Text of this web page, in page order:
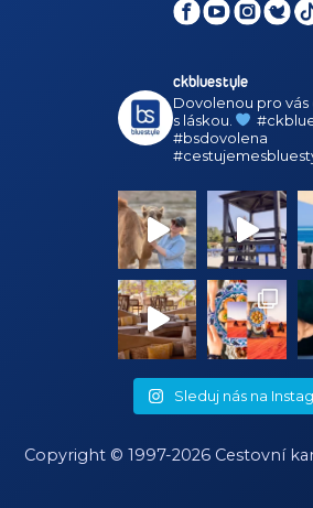
ckbluestyle
Dovolenou pro vás
s láskou.
#bsdovolena
Sleduj nás na
Copyright © 1997-2026 Cestovní